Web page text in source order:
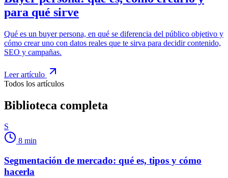
para qué sirve
Qué es un buyer persona, en qué se diferencia del público objetivo y
cómo crear uno con datos reales que te sirva para decidir contenido,
SEO y campañas.
Leer artículo
Todos los artículos
Biblioteca completa
S
8 min
Segmentación de mercado: qué es, tipos y cómo
hacerla